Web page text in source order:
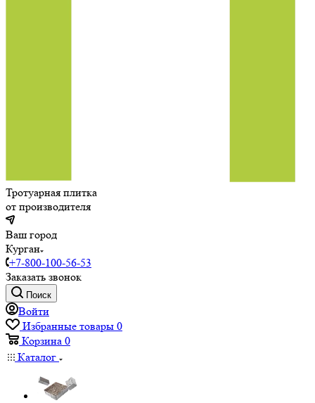
Тротуарная плитка
от производителя
Ваш город
Курган
+7-800-100-56-53
Заказать звонок
Поиск
Войти
Избранные товары 0
Корзина 0
Каталог